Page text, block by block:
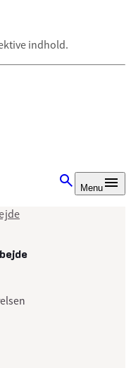
indhold.
Menu
opdateret 3. juli 2025